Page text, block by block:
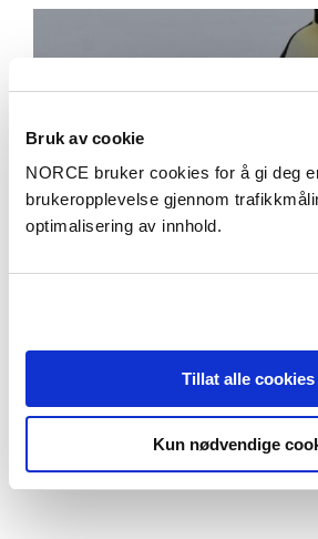
Bruk av cookie
NORCE bruker cookies for å gi deg
brukeropplevelse gjennom
optimalisering av innhold.
Tillat alle cookies
Kun nødvendige
Forskerne setter blikket mot